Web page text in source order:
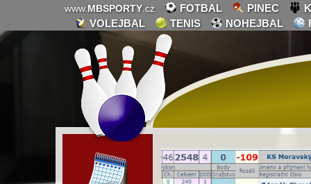
www.MBSPORTY .cz FOTBAL PINEC
VOLEJBAL
TENIS NOHEJBAL